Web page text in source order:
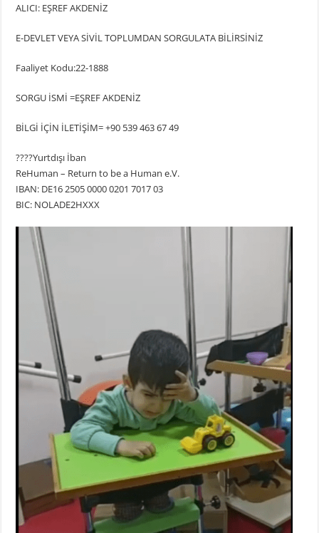
ALICI: EŞREF AKDENİZ
E-DEVLET VEYA SİVİL TOPLUMDAN SORGULATA BİLİRSİNİZ
Faaliyet Kodu:22-1888
SORGU İSMİ =EŞREF AKDENİZ
BİLGİ İÇİN İLETİŞİM= +90 539 463 67 49
????️Yurtdışı İban
ReHuman – Return to be a Human e.V.
IBAN: DE16 2505 0000 0201 7017 03
BIC: NOLADE2HXXX